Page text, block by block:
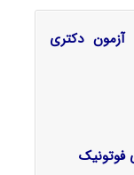
دکتری
فوتونیک